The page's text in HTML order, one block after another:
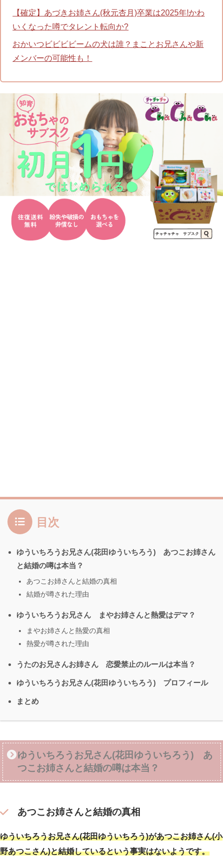
【確定】あづきお姉さん(秋元杏月)卒業は2025年!かわ
いくなった噂でタレント転向か?
おかいつビビビビームの犬は誰？まことお兄さんや新
メンバーの可能性も！
目次
ゆういちろうお兄さん(花田ゆういちろう) あつこお姉さん
と結婚の噂は本当？
あつこお姉さんと結婚の真相
結婚が噂された理由
ゆういちろうお兄さん まやお姉さんと熱愛はデマ？
まやお姉さんと熱愛の真相
熱愛が噂された理由
うたのお兄さんお姉さん 恋愛禁止のルールは本当？
ゆういちろうお兄さん(花田ゆういちろう) プロフィール
まとめ
ゆういちろうお兄さん(花田ゆういちろう) あ
つこお姉さんと結婚の噂は本当？
あつこお姉さんと結婚の真相
ゆういちろうお兄さん(花田ゆういちろう)があつこお姉さん(小
野あつこさん)と結婚しているという事実はないようです。